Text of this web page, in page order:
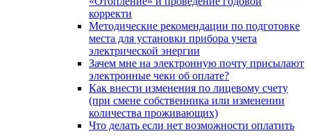
корректи
Методические рекомендации по подготовке
места для установки прибора учета
электрической энергии
Зачем мне на электронную почту присылают
электронные чеки об оплате?
Как внести изменения по лицевому счету
(при смене собственника или изменении
количества проживающих)
Что делать если нет возможности оплатить